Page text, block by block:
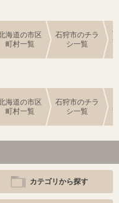
海道の市区
町村一覧
石狩市のチラ
シ一覧
海道の市区
町村一覧
石狩市のチラ
シ一覧
カテゴリから探す